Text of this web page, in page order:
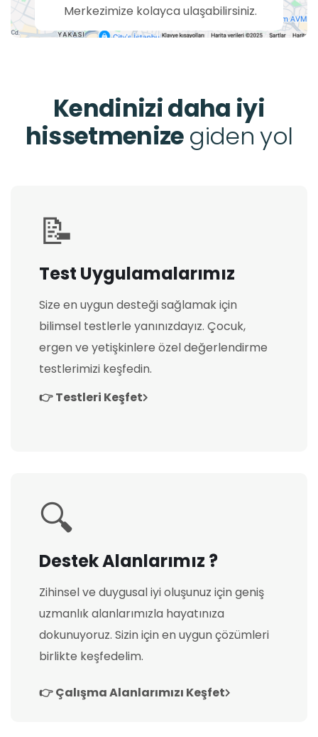
Merkezimize kolayca ulaşabilirsiniz.
Kendinizi daha iyi
hissetmenizegiden yol
📝
Test Uygulamalarımız
Size en uygun desteği sağlamak için
bilimsel testlerle yanınızdayız. Çocuk,
ergen ve yetişkinlere özel değerlendirme
testlerimizi keşfedin.
👉 Testleri Keşfet
🔍
Destek Alanlarımız ?
Zihinsel ve duygusal iyi oluşunuz için geniş
uzmanlık alanlarımızla hayatınıza
dokunuyoruz. Sizin için en uygun çözümleri
birlikte keşfedelim.
👉 Çalışma Alanlarımızı Keşfet